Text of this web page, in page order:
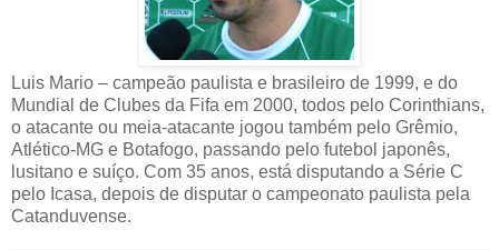
Luis Mario – campeão paulista e brasileiro de 1999, e do
Mundial de Clubes da Fifa em 2000, todos pelo Corinthians,
o atacante ou meia-atacante jogou também pelo Grêmio,
Atlético-MG e Botafogo, passando pelo futebol japonês,
lusitano e suíço. Com 35 anos, está disputando a Série C
pelo Icasa, depois de disputar o campeonato paulista pela
Catanduvense.